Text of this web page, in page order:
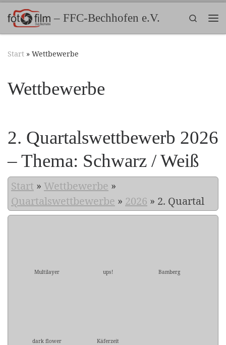
Zum Inhalt springen– FFC-Bechhofen e.V.
Search
Start » Wettbewerbe
Wettbewerbe
2. Quartalswettbewerb 2026
– Thema: Schwarz / Weiß
Start » Wettbewerbe »
Quartalswettbewerbe » 2026 » 2. Quartal
Multilayer ups! Bamberg
dark flower
Käferzeit